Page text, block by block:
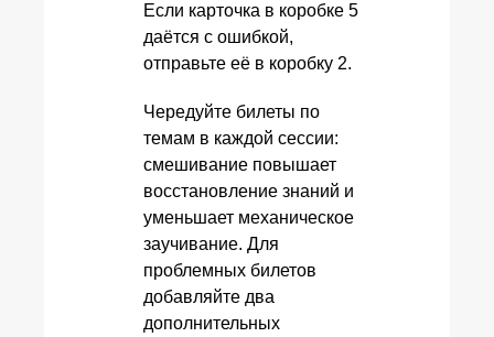
Если карточка в коробке 5
даётся с ошибкой,
отправьте её в коробку 2.
Чередуйте билеты по
темам в каждой сессии:
смешивание повышает
восстановление знаний и
уменьшает механическое
заучивание. Для
проблемных билетов
добавляйте два
дополнительных